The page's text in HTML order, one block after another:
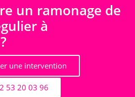
un ramonage de
à
une intervention
53 20 03 96